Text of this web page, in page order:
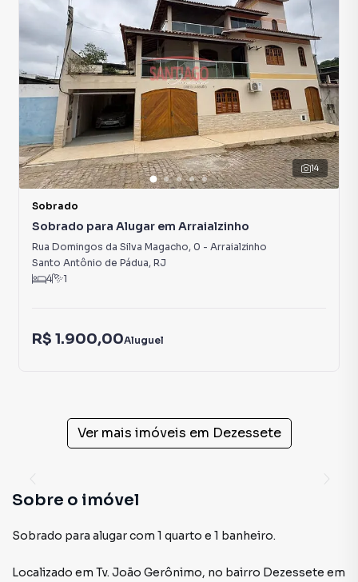
14
Sobrado
Sobrado para Alugar em Arraialzinho
Rua Domingos da Silva Magacho, 0 - Arraialzinho
Santo Antônio de Pádua, RJ
4
1
R$ 1.900,00Aluguel
Ver mais imóveis em Dezessete
Sobre o imóvel
Sobrado para alugar com 1 quarto e 1 banheiro.
Localizado em Tv. João Gerônimo, no bairro Dezessete em